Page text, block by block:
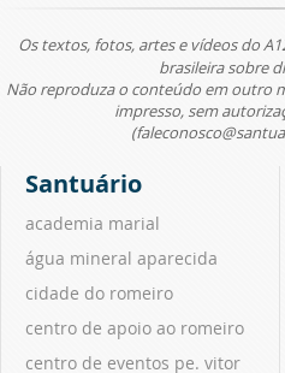
Os textos, fotos, artes e vídeos do
brasileira sobre
Não reproduza o conteúdo em outro
impresso, sem
Santuário
academia marial
água mineral aparecida
cidade do romeiro
centro de apoio ao romeiro
centro de eventos pe. vitor